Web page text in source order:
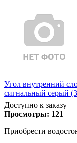
Угол внутренний
сигнальный серый
Доступно к заказу
Просмотры: 121
Приобрести